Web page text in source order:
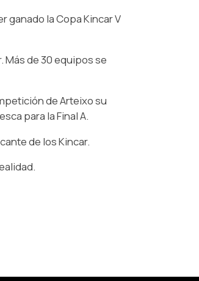
ganado la Copa Kincar V
Más de 30 equipos se
de Arteixo su
para la Final A.
de los Kincar.